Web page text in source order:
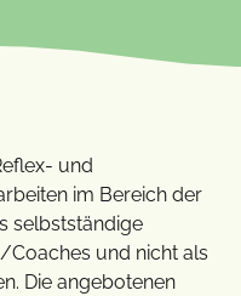
und
im Bereich der
selbstständige
Coaches und nicht als
Die angebotenen